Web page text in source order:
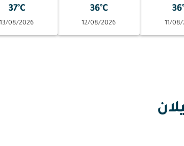
11/
36°C
12/08/2026
37°C
13/08/2026